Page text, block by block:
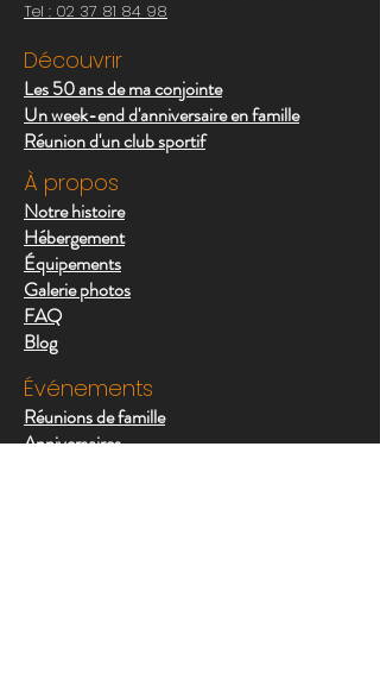
Tel : 02 37 81 84 98
Découvrir
Les 50 ans de ma conjointe
Un week-end d'anniversaire en famille
Réunion d'un club sportif
À propos
Notre histoire
Hébergement
Équipements
Galerie photos
FAQ
Blog
Événements
Réunions de famille
Anniversaires